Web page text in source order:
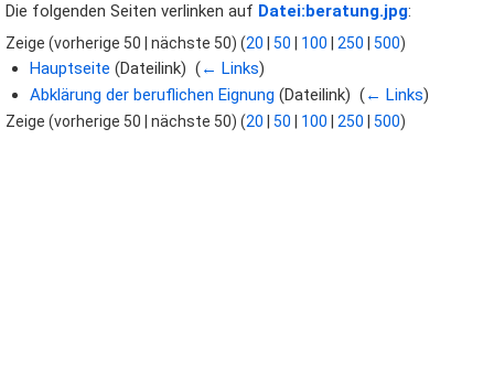
Haftungsausschluss
Die folgenden Seiten verlinken auf Datei:beratung.jpg:
Zeige (vorherige 50 | nächste 50) (20 50 100 250 500)
Hauptseite (Dateilink) ‎(← Links)
Abklärung der beruflichen Eignung (Dateilink) ‎(← Links)
Zeige (vorherige 50 | nächste 50) (20 50 100 250 500)